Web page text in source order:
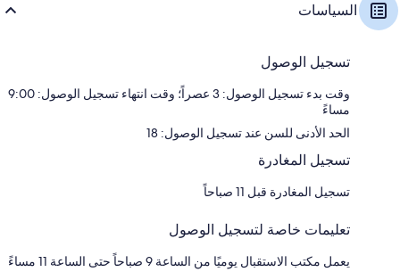
السياسات
تسجيل الوصول
وقت بدء تسجيل الوصول: 3 عصراً؛ وقت انتهاء تسجيل الوصول: 9:00
مساءً
الحد الأدنى للسن عند تسجيل الوصول: 18
تسجيل المغادرة
تسجيل المغادرة قبل 11 صباحاً
تعليمات خاصة لتسجيل الوصول
يعمل مكتب الاستقبال يوميًا من الساعة 9 صباحاً حتى الساعة 11 مساءً